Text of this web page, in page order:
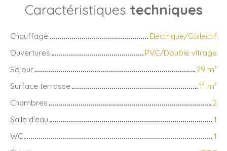
Caractéristiques techniques
Chauffage
Electrique/Collectif
Ouvertures
PVC/Double vitrage
Séjour
29 m²
Surface terrasse
11 m²
Chambres
2
Salle d'eau
1
WC
1